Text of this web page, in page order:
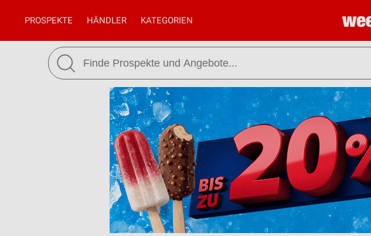
PROSPEKTE HÄNDLER KATEGORIEN